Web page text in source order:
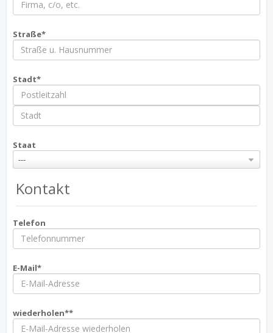
Straße*
Stadt*
Staat
---
Kontakt
Telefon
E-Mail*
wiederholen**